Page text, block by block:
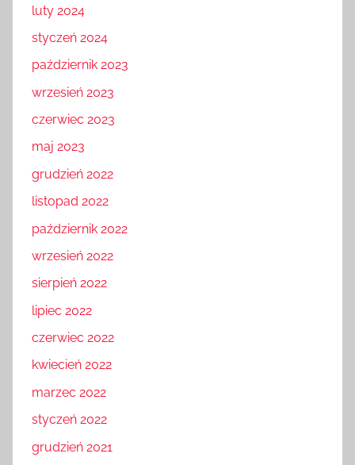
luty 2024
styczeń 2024
październik 2023
wrzesień 2023
czerwiec 2023
maj 2023
grudzień 2022
listopad 2022
październik 2022
wrzesień 2022
sierpień 2022
lipiec 2022
czerwiec 2022
kwiecień 2022
marzec 2022
styczeń 2022
grudzień 2021